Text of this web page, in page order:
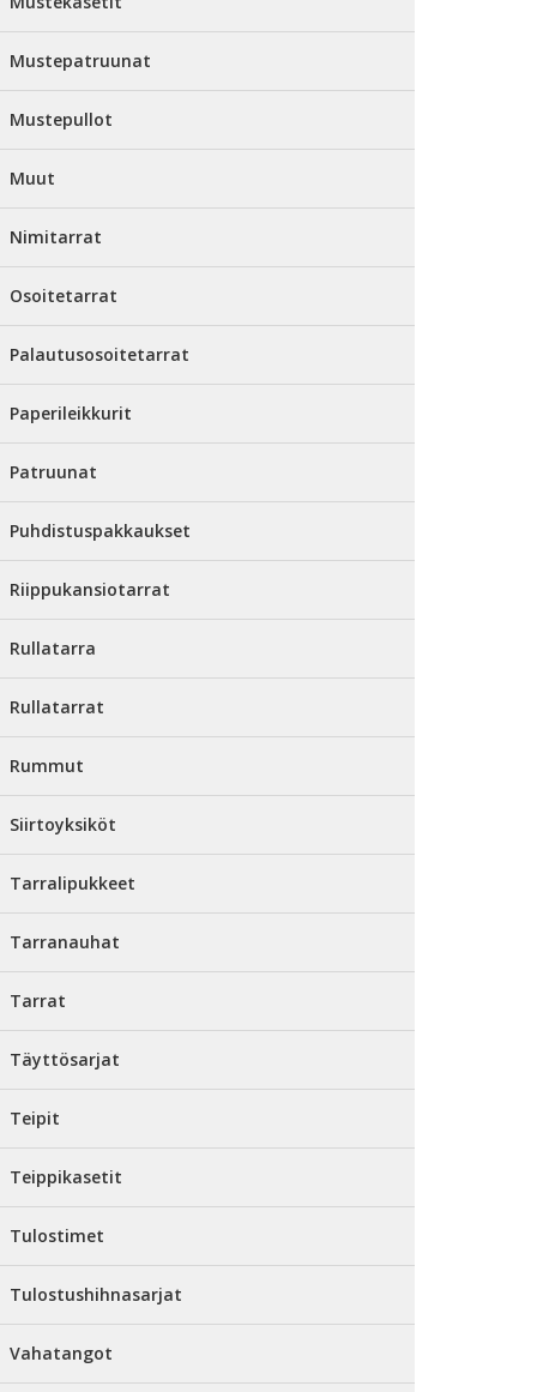
Mustepatruunat
Mustepullot
Muut
Nimitarrat
Osoitetarrat
Palautusosoitetarrat
Paperileikkurit
Patruunat
Puhdistuspakkaukset
Riippukansiotarrat
Rullatarra
Rullatarrat
Rummut
Siirtoyksiköt
Tarralipukkeet
Tarranauhat
Tarrat
Täyttösarjat
Teipit
Teippikasetit
Tulostimet
Tulostushihnasarjat
Vahatangot